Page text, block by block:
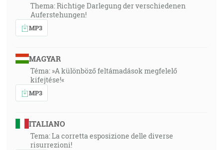
Thema: Richtige Darlegung der verschiedenen
Auferstehungen!
MP3
MAGYAR
Téma: »A különböző feltámadások megfelelő
kifejtése!«
MP3
ITALIANO
Tema: La corretta esposizione delle diverse
risurrezioni!